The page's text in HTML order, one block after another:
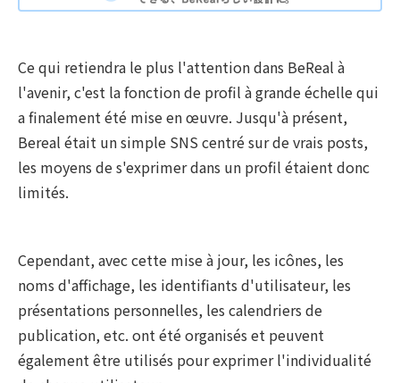
Ce qui retiendra le plus l'attention dans BeReal à
l'avenir, c'est la fonction de profil à grande échelle qui
a finalement été mise en œuvre. Jusqu'à présent,
Bereal était un simple SNS centré sur de vrais posts,
les moyens de s'exprimer dans un profil étaient donc
limités.
Cependant, avec cette mise à jour, les icônes, les
noms d'affichage, les identifiants d'utilisateur, les
présentations personnelles, les calendriers de
publication, etc. ont été organisés et peuvent
également être utilisés pour exprimer l'individualité